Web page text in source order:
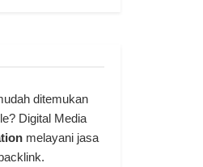
ditemukan
Digital Media
melayani jasa